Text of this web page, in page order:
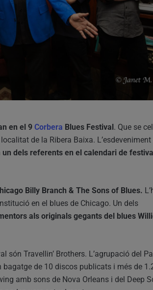
en el 9 Corbera Blues Festival. Que se
de la Ribera Baixa.
dels referents en el calendari de
Billy Branch & The Sons of Blues.
en el blues de Chicago. Un dels
als originals gegants del blues
són Travellin’ Brothers. L’agrupació del
de 10 discos publicats i més de
amb sons de Nova Orleans i del Deep